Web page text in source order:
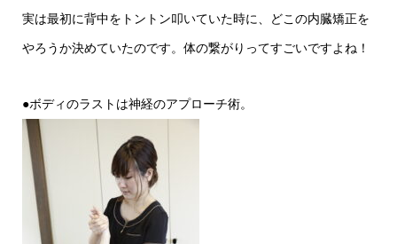
実は最初に背中をトントン叩いていた時に、どこの内臓矯正を
やろうか決めていたのです。体の繋がりってすごいですよね！
●ボディのラストは神経のアプローチ術。